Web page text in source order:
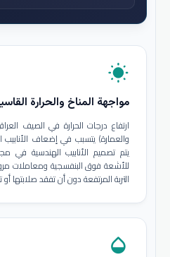
wb_sunny
مواجهة المناخ والحرارة
ارتفاع درجات الحرارة في الصيف
والعمارة) يتسبب في إضعاف الأنابيب
يتم تصميم الأنابيب الهندسية في
للأشعة فوق البنفسجية ومعاملات
التربة المرتفعة دون أن تفقد صلابتها
opacity